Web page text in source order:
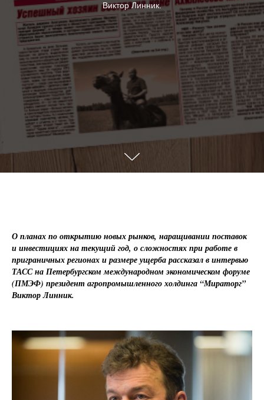
Виктор Линник.
О планах по открытию новых рынков, наращивании поставок
и инвестициях на текущий год, о сложностях при работе в
приграничных регионах и размере ущерба рассказал в интервью
ТАСС на Петербургском международном экономическом форуме
(ПМЭФ) президент агропромышленного холдинга “Мираторг”
Виктор Линник.